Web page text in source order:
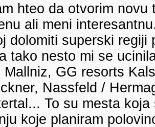
hteo da otvorim
ali meni
dolomiti superski regiji
tako nesto mi se
Mallniz, GG resorts
Nassfeld /
To su mesta
koje planiram